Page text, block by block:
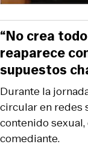
Durante la
circular en redes
contenido
comediante.
“No crea
reaparece
supuestos